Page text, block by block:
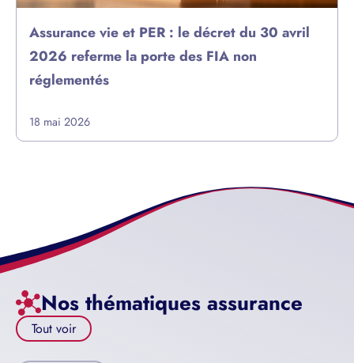
Assurance vie et PER : le décret du 30 avril
2026 referme la porte des FIA non
réglementés
18 mai 2026
Nos thématiques assurance
Tout voir